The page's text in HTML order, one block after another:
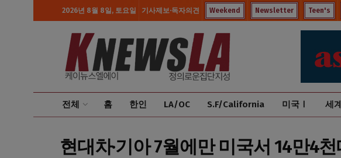
2026년 8월 8일, 토요일 기사제보·독자의견 Weekend Newsletter Teen's
전체 홈 한인 LA/OC S.F/California 미국Ⅰ 세
현대차·기아 7월에만 미국서 14만4